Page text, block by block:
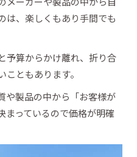
は、楽しくもあり手間でも
予算からかけ離れ、折り合
ともあります。
や製品の中から「お客様が
まっているので価格が明確